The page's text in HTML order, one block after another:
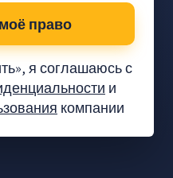
право
я соглашаюсь с
и
компании